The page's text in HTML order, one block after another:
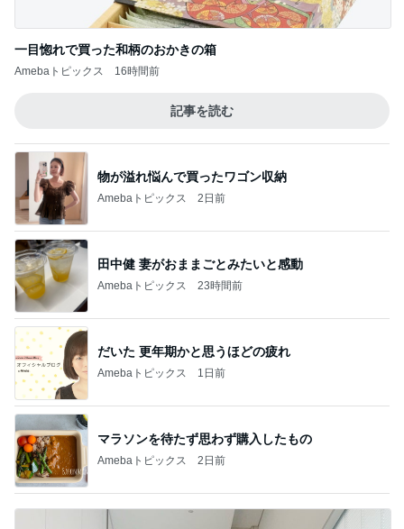
一目惚れで買った和柄のおかきの箱
Amebaトピックス 16時間前
記事を読む
物が溢れ悩んで買ったワゴン収納
Amebaトピックス 2日前
田中健 妻がおままごとみたいと感動
Amebaトピックス 23時間前
だいた 更年期かと思うほどの疲れ
Amebaトピックス 1日前
マラソンを待たず思わず購入したもの
Amebaトピックス 2日前